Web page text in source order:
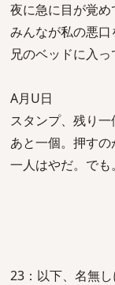
夜に急に目が覚め
みんなが私の悪口
兄のベッドに入っ
A月U日
スタンプ、残り一
あと一個。押すの
一人はやだ。でも。
23：以下、名無